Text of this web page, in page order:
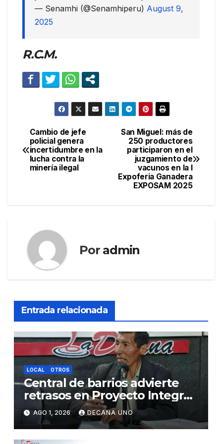
— Senamhi (@Senamhiperu) August 9,
2025
R.C.M.
Navegación
de
entradas
San Miguel: más de
250 productores
participaron en el
juzgamiento de
vacunos en la I
Expoferia Ganadera
EXPOSAM 2025
Cambio de jefe
policial genera
incertidumbre en la
lucha contra la
minería ilegal
Por admin
Entrada relacionada
LOCAL OTROS
Central de barrios advierte
retrasos en Proyecto Integral
de Agua y Alcantarillado para
Juliaca
AGO 1, 2026 DECANA UNO